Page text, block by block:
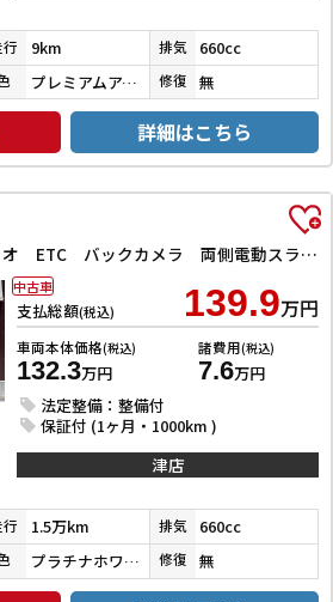
行 9km 排気 660cc
プレミアムアイボリーパールⅡ 修復 無
詳細はこちら
L ディスプレイオーディオ ETC バックカメラ 両側電動スライドドア クリアランスソナー クルーズコントロール レーンアシスト 衝突被害軽減システム オートライト スマートキー アイドリングストップ
支払総額(税込) 139.9万円
車両本体価格(税込)
132.3万円
諸費用(税込)
7.6万円
法定整備：整備付
保証付 (1ヶ月・1000km )
中古車
津店
行 1.5万km 排気 660cc
プラチナホワイトパール 修復 無